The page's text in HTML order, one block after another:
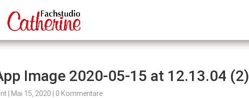
Image 2020-05-15 at 12.13.04 (2)
Mai 15, 2020 0 Kommentare